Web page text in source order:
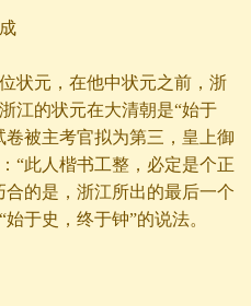
状元，在他中状元之前，浙
江的状元在大清朝是“始于
被主考官拟为第三，皇上御
“此人楷书工整，必定是个正
合的是，浙江所出的最后一个
于史，终于钟”的说法。